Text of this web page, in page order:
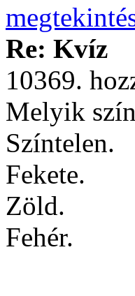
Re: Kvíz
10369.
Melyik
Színtelen.
Fekete.
Zöld.
Fehér.